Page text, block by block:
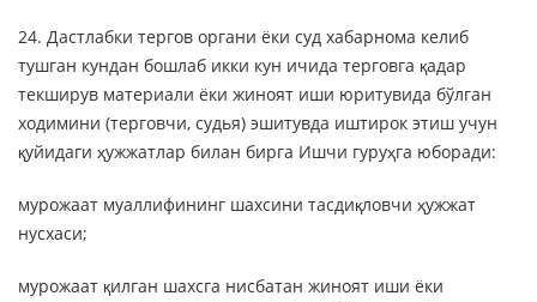
24. Дастлабки тергов органи ёки суд хабарнома келиб
тушган кундан бошлаб икки кун ичида терговга қадар
текширув материали ёки жиноят иши юритувида бўлган
ходимини (терговчи, судья) эшитувда иштирок этиш учун
қуйидаги ҳужжатлар билан бирга Ишчи гуруҳга юборади:
мурожаат муаллифининг шахсини тасдиқловчи ҳужжат
нусхаси;
мурожаат қилган шахсга нисбатан жиноят иши ёки